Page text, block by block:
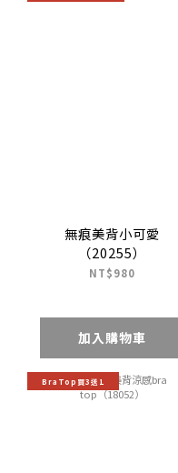
無痕美背小可愛
（20255）
NT$980
加入購物車
BraTop買3送1